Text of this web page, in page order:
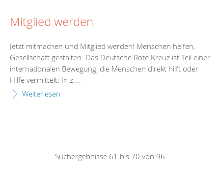
Mitglied werden
Jetzt mitmachen und Mitglied werden! Menschen helfen,
Gesellschaft gestalten. Das Deutsche Rote Kreuz ist Teil einer
internationalen Bewegung, die Menschen direkt hilft oder
Hilfe vermittelt: In z....
Weiterlesen
Suchergebnisse 61 bis 70 von 96